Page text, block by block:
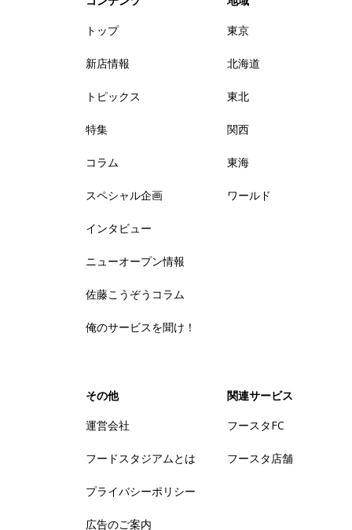
トップ
新店情報
トピックス
特集
コラム
スペシャル企画
インタビュー
ニューオープン情報
佐藤こうぞうコラム
俺のサービスを聞け！
東京
北海道
東北
関西
東海
ワールド
その他
運営会社
フードスタジアムとは
プライバシーポリシー
広告のご案内
関連サービス
フースタFC
フースタ店舗